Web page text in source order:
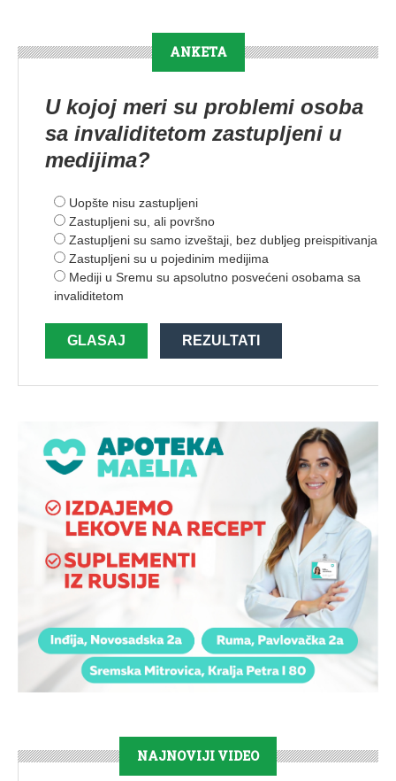
ANKETA
U kojoj meri su problemi osoba
sa invaliditetom zastupljeni u
medijima?
Uopšte nisu zastupljeni
Zastupljeni su, ali površno
Zastupljeni su samo izveštaji, bez dubljeg preispitivanja
Zastupljeni su u pojedinim medijima
Mediji u Sremu su apsolutno posvećeni osobama sa
invaliditetom
GLASAJ REZULTATI
NAJNOVIJI VIDEO